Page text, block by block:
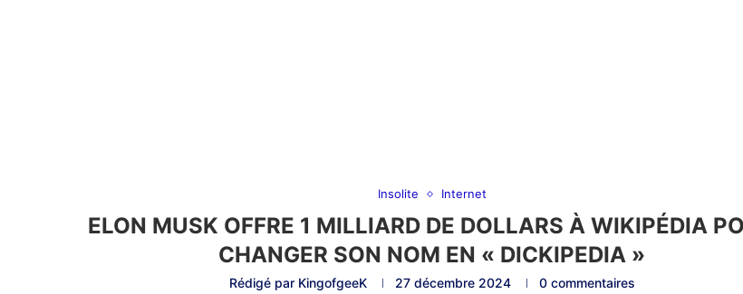
Insolite Internet
ELON MUSK OFFRE 1 MILLIARD DE DOLLARS À WIKIPÉDIA
CHANGER SON NOM EN « DICKIPEDIA »
Rédigé par KingofgeeK 27 décembre 2024 0 commentaires